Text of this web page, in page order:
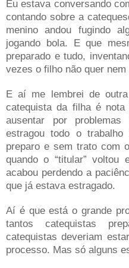
Eu estava conversando
contando sobre a
menino andou fugindo
jogando bola. E que
preparado e tudo,
vezes o filho não quer
E aí me lembrei de
catequista da filha é
ausentar por
estragou todo o
preparo e sem trato com
quando o “titular” voltou
acabou perdendo a
que já estava estragado.
Aí é que está o grande
tantos catequistas
catequistas deveriam
processo. Mas só alguns